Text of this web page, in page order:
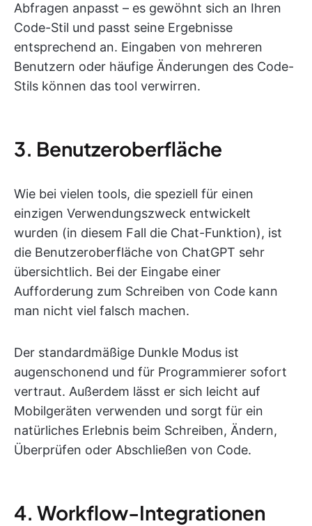
Abfragen anpasst – es gewöhnt sich an Ihren
Code-Stil und passt seine Ergebnisse
entsprechend an. Eingaben von mehreren
Benutzern oder häufige Änderungen des Code-
Stils können das tool verwirren.
3. Benutzeroberfläche
Wie bei vielen tools, die speziell für einen
einzigen Verwendungszweck entwickelt
wurden (in diesem Fall die Chat-Funktion), ist
die Benutzeroberfläche von ChatGPT sehr
übersichtlich. Bei der Eingabe einer
Aufforderung zum Schreiben von Code kann
man nicht viel falsch machen.
Der standardmäßige Dunkle Modus ist
augenschonend und für Programmierer sofort
vertraut. Außerdem lässt er sich leicht auf
Mobilgeräten verwenden und sorgt für ein
natürliches Erlebnis beim Schreiben, Ändern,
Überprüfen oder Abschließen von Code.
4. Workflow-Integrationen